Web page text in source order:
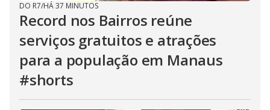
DO R7/HÁ 37 MINUTOS
Record nos Bairros reúne
serviços gratuitos e atrações
para a população em Manaus
#shorts